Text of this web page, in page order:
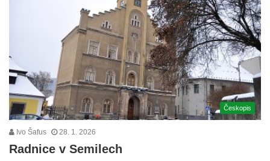
Českopis
Ivo Šafus 28. 1. 2026
Radnice v Semilech